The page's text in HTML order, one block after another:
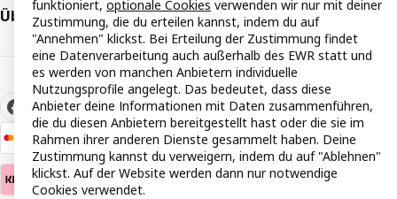
Über IKEA
funktioniert, optionale Cookies verwenden wir nur mit deiner
Zustimmung, die du erteilen kannst, indem du auf
"Annehmen" klickst. Bei Erteilung der Zustimmung findet
eine Datenverarbeitung auch außerhalb des EWR statt und
es werden von manchen Anbietern individuelle
Nutzungsprofile angelegt. Das bedeutet, dass diese
Anbieter deine Informationen mit Daten zusammenführen,
die du diesen Anbietern bereitgestellt hast oder die sie im
Rahmen ihrer anderen Dienste gesammelt haben. Deine
Zustimmung kannst du verweigern, indem du auf "Ablehnen"
klickst. Auf der Website werden dann nur notwendige
Cookies verwendet.